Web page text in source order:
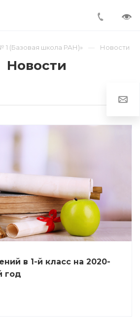
1 (Базовая школа РАН)» Новости
Новости
в 1-й класс на 2020-
год